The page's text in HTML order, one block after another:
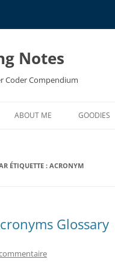
Notes
Coder Compendium
ABOUT ME GOODIES
ÉTIQUETTE : ACRONYM
Glossary